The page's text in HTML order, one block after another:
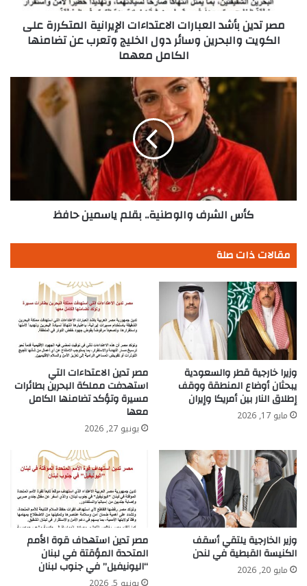
الكويت
والبحرين
وسائر
وتعرب
عن
الكامل
مصر تدين بأشد العبارات الاعتداءات الإيرانية المتكررة على
الكويت والبحرين وسائر دول الخليج وتعرب عن تضامنها
الكامل معهما
كأس
الشرف
والوطنية..
كأس الشرف والوطنية.. بقلم ياسمين حافظ
مقالات ذات صلة
وزيرا خارجية قطر والسعودية
يبحثان أوضاع المنطقة ووقف
إطلاق النار بين أمريكا وإيران
مايو 17, 2026
مصر تدين الاعتداءات التي
استهدفت مملكة البحرين بطائرات
مسيرة وتؤكد تضامنها الكامل
معها
يونيو 27, 2026
وزير الخارجية يلتقي أسقف
الكنيسة القبطية في لندن
مايو 20, 2026
مصر تدين استهداف قوة الأمم
المتحدة المؤقتة في لبنان
“اليونيفيل” في جنوب لبنان